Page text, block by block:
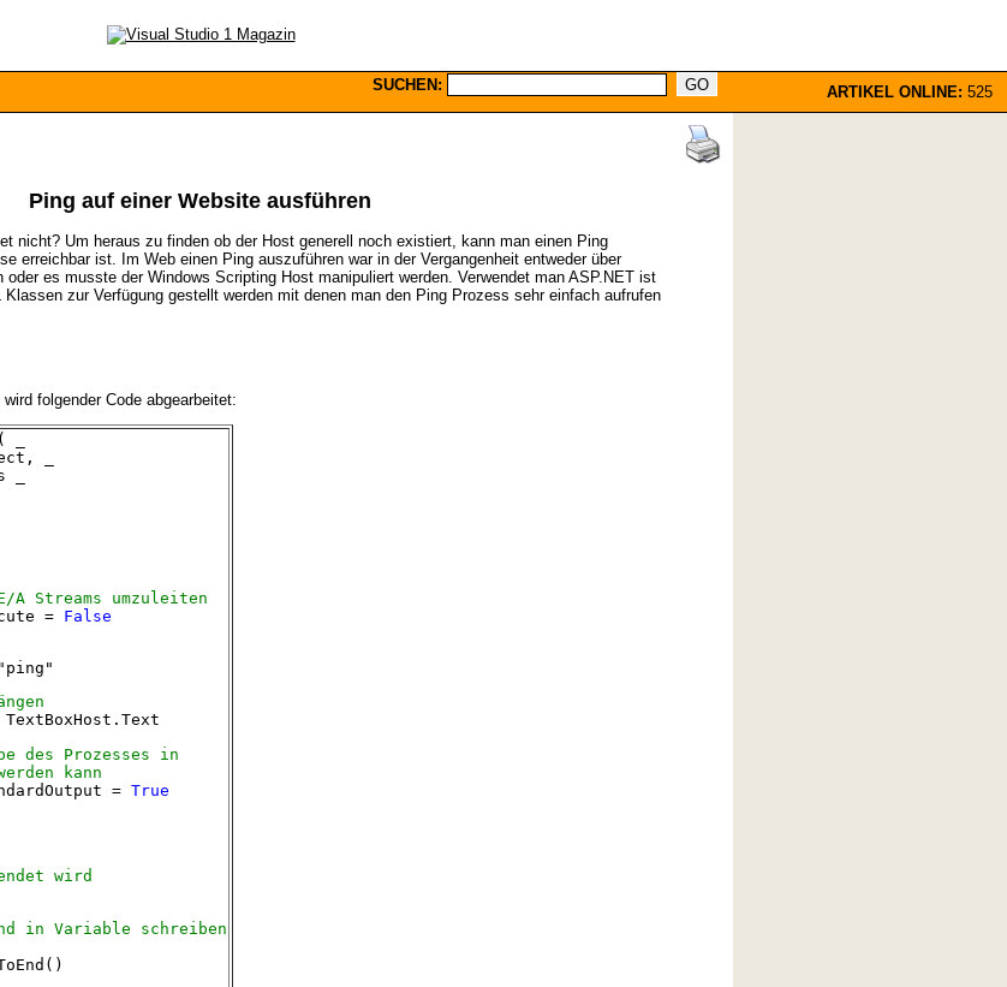
SUCHEN: ARTIKEL ONLINE: 525
Ping auf einer Website ausführen
nicht? Um heraus zu finden ob der Host generell noch existiert, kann man einen Ping
erreichbar ist. Im Web einen Ping auszuführen war in der Vergangenheit entweder über
oder es musste der Windows Scripting Host manipuliert werden. Verwendet man ASP.NET ist
zur Verfügung gestellt werden mit denen man den Ping Prozess sehr einfach aufrufen
folgender Code abgearbeitet:
_
_
_
Streams umzuleiten
=
False
des Prozesses in
kann
= True
wird
in Variable schreiben